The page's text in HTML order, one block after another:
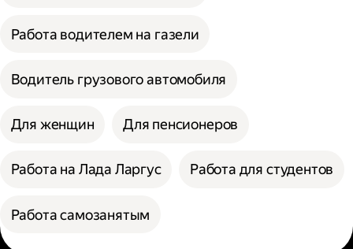
Работа водителем на газели
Водитель грузового автомобиля
Для женщин Для пенсионеров
Работа на Лада Ларгус Работа для студентов
Работа самозанятым